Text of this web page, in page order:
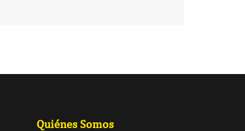
Quiénes Somos